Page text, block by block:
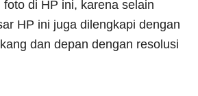
di HP ini, karena selain
HP ini juga dilengkapi dengan
dan depan dengan resolusi